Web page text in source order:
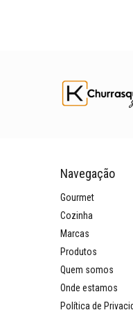
Navegação
Gourmet
Cozinha
Marcas
Produtos
Quem somos
Onde estamos
Política de